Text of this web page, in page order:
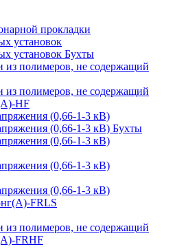
прокладки
установок
установок Бухты
из полимеров, не содержащий
из полимеров, не содержащий
HF
(0,66-1-3 кВ)
(0,66-1-3 кВ) Бухты
(0,66-1-3 кВ)
(0,66-1-3 кВ)
(0,66-1-3 кВ)
FRLS
из полимеров, не содержащий
FRHF